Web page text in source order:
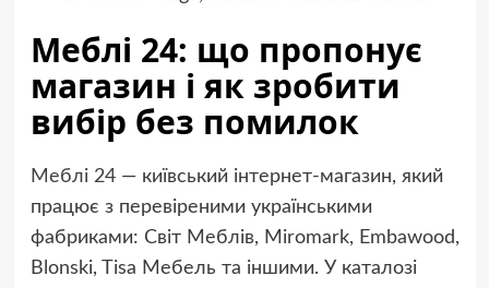
Меблі 24: що пропонує
магазин і як зробити
вибір без помилок
Меблі 24— київський інтернет-магазин, який
працює з перевіреними українськими
фабриками: Світ Меблів, Miromark, Embawood,
Blonski, Tisa Мебель та іншими. У каталозі